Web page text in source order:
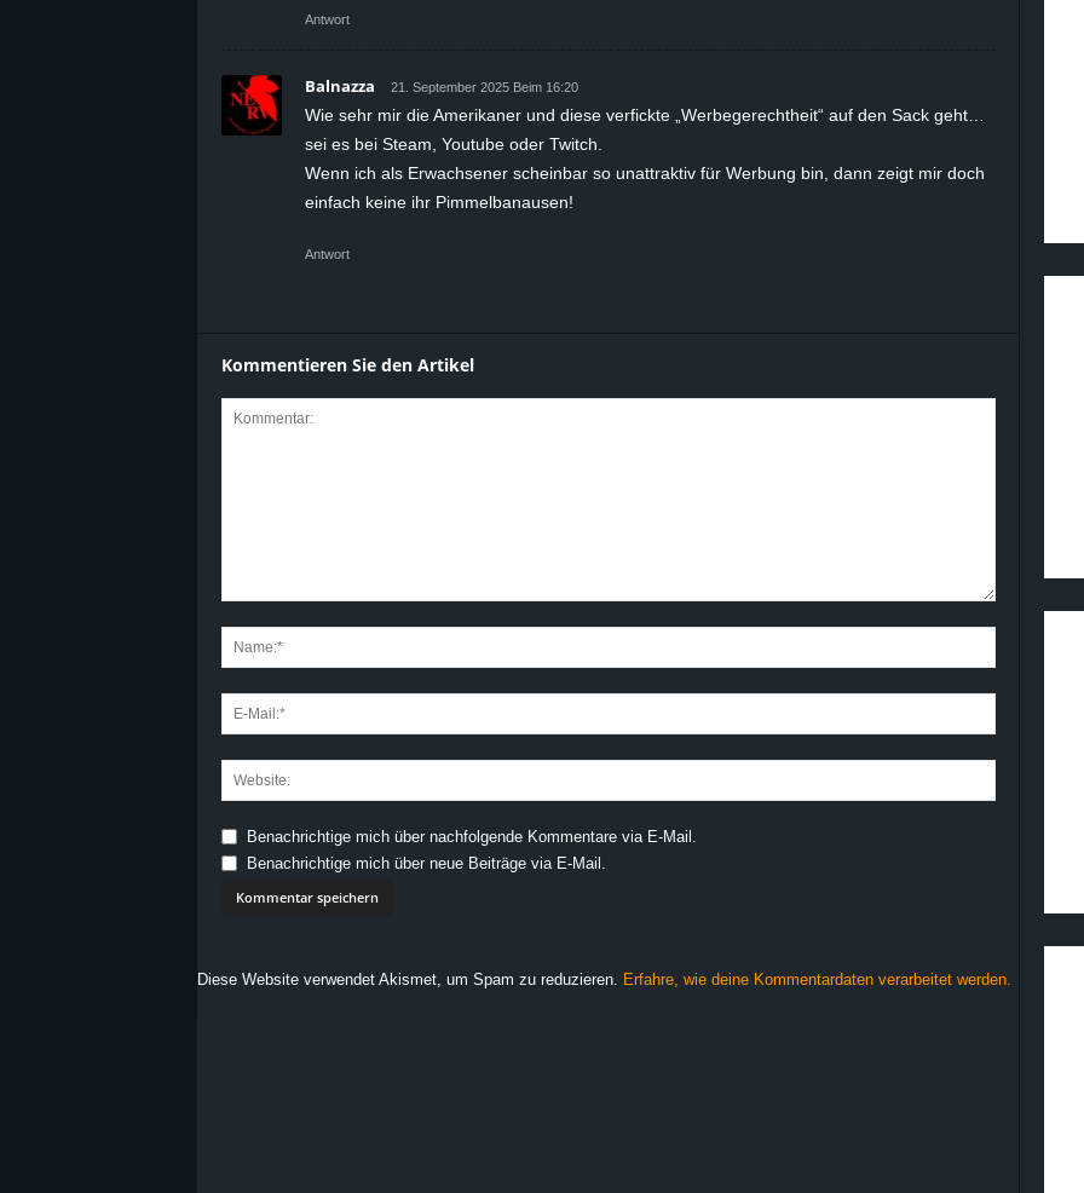
Antwort
Balnazza 21. September 2025 Beim 16:20
Wie sehr mir die Amerikaner und diese verfickte „Werbegerechtheit“ auf den Sack geht…
sei es bei Steam, Youtube oder Twitch.
Wenn ich als Erwachsener scheinbar so unattraktiv für Werbung bin, dann zeigt mir doch
einfach keine ihr Pimmelbanausen!
Antwort
Kommentieren Sie den Artikel
Benachrichtige mich über nachfolgende Kommentare via E-Mail.
Benachrichtige mich über neue Beiträge via E-Mail.
Diese Website verwendet Akismet, um Spam zu reduzieren. Erfahre, wie deine Kommentardaten verarbeitet werden.